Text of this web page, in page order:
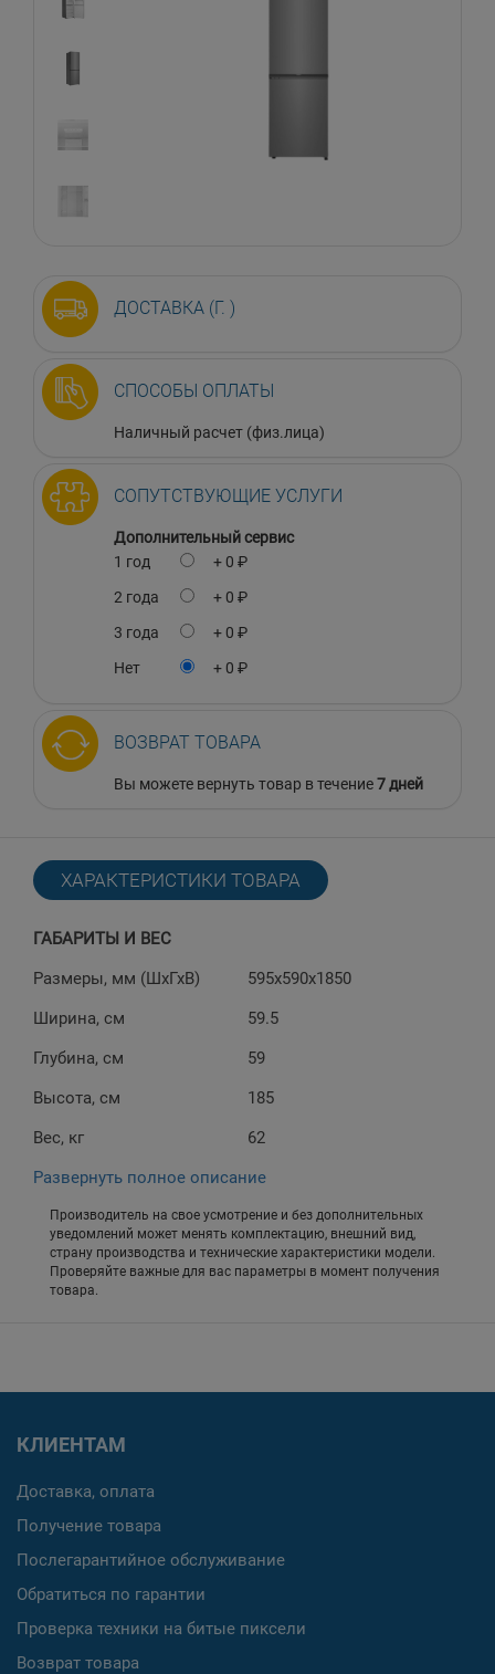
ДОСТАВКА (Г. )
СПОСОБЫ ОПЛАТЫ
Наличный расчет (физ.лица)
СОПУТСТВУЮЩИЕ УСЛУГИ
Дополнительный сервис
1 год
+ 0 ₽
2 года
+ 0 ₽
3 года
+ 0 ₽
Нет
+ 0 ₽
ВОЗВРАТ ТОВАРА
Вы можете вернуть товар в течение7 дней
ХАРАКТЕРИСТИКИ ТОВАРА
ГАБАРИТЫ И ВЕС
Размеры, мм (ШхГхВ)
595х590х1850
Ширина, см
59.5
Глубина, см
59
Высота, см
185
Вес, кг
62
Развернуть полное описание
Производитель на свое усмотрение и без дополнительных
уведомлений может менять комплектацию, внешний вид,
страну производства и технические характеристики модели.
Проверяйте важные для вас параметры в момент получения
товара.
КЛИЕНТАМ
Доставка, оплата
Получение товара
Послегарантийное обслуживание
Обратиться по гарантии
Проверка техники на битые пиксели
Возврат товара